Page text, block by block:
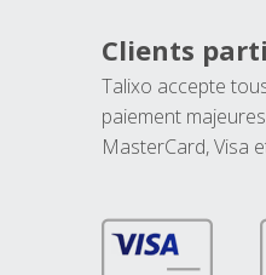
Clients
Talixo accepte
paiement
MasterCard, Visa